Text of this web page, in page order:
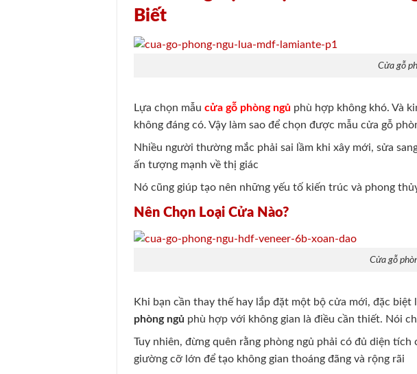
Biết
Cửa gỗ
Lựa chọn mẫucửa gỗ phòng ngủ phù hợp không khó. Và
không đáng có. Vậy làm sao để chọn được mẫu cửa gỗ
Nhiều người thường mắc phải sai lầm khi xây mới, sửa
ấn tượng mạnh về thị giác
Nó cũng giúp tạo nên những yếu tố kiến ​​trúc và phong
Nên Chọn Loại Cửa Nào?
Cửa gỗ
Khi bạn cần thay thế hay lắp đặt một bộ cửa mới, đặc biệt
phòng ngủ phù hợp với không gian là điều cần thiết. Nói
Tuy nhiên, đừng quên rằng phòng ngủ phải có đủ diện
giường cỡ lớn để tạo không gian thoáng đãng và rộng rãi